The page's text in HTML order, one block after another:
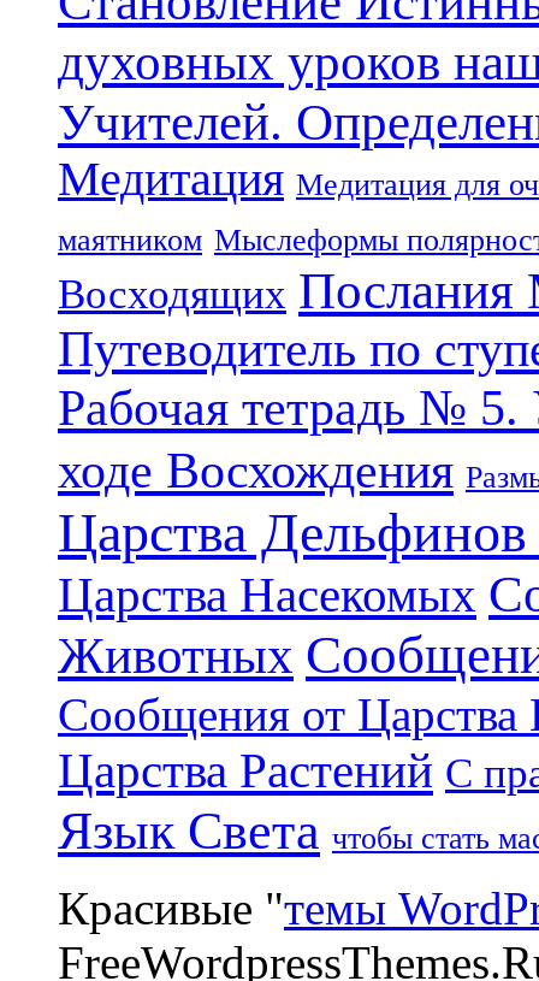
духовных уроков
Учителей.
Медитация Медитация для
маятником Мыслеформы
Восходящих Послания
Путеводитель по
Рабочая тетрадь №
ходе Восхождения
Царства
Царства Насекомых
Животных
Сообщения от Царства
Царства Растений С
Язык Света чтобы стать
Красивые "темы